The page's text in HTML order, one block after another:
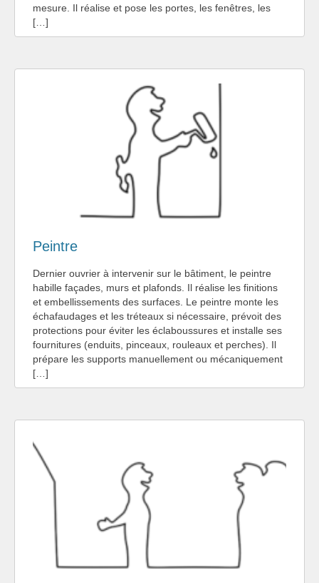
mesure. Il réalise et pose les portes, les fenêtres, les
[…]
Peintre
Dernier ouvrier à intervenir sur le bâtiment, le peintre
habille façades, murs et plafonds. Il réalise les finitions
et embellissements des surfaces. Le peintre monte les
échafaudages et les tréteaux si nécessaire, prévoit des
protections pour éviter les éclaboussures et installe ses
fournitures (enduits, pinceaux, rouleaux et perches). Il
prépare les supports manuellement ou mécaniquement
[…]